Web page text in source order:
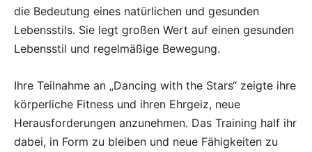
die Bedeutung eines natürlichen und gesunden
Lebensstils. Sie legt großen Wert auf einen gesunden
Lebensstil und regelmäßige Bewegung.
Ihre Teilnahme an „Dancing with the Stars“ zeigte ihre
körperliche Fitness und ihren Ehrgeiz, neue
Herausforderungen anzunehmen. Das Training half ihr
dabei, in Form zu bleiben und neue Fähigkeiten zu